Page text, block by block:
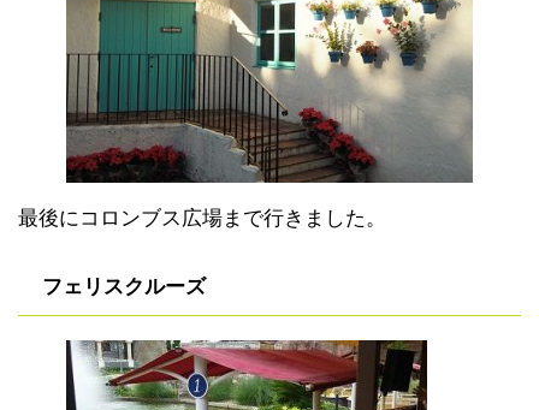
最後にコロンブス広場まで行きました。
フェリスクルーズ